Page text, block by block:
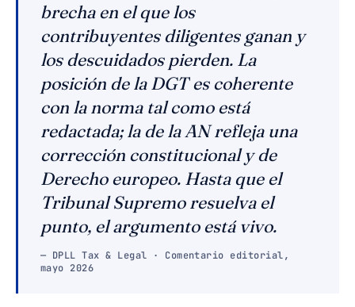
brecha en el que los
contribuyentes diligentes ganan y
los descuidados pierden. La
posición de la DGT es coherente
con la norma tal como está
redactada; la de la AN refleja una
corrección constitucional y de
Derecho europeo. Hasta que el
Tribunal Supremo resuelva el
punto, el argumento está vivo.
— DPLL Tax & Legal · Comentario editorial,
mayo 2026